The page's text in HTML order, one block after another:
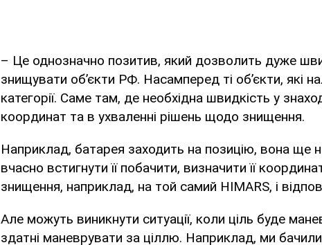
– Це однозначно позитив, який дозволить дуже
знищувати об’єкти РФ. Насамперед ті об’єкти, які
категорії. Саме там, де необхідна швидкість у
координат та в ухваленні рішень щодо знищення.
Наприклад, батарея заходить на позицію, вона ще
вчасно встигнути її побачити, визначити її
знищення, наприклад, на той самий HIMARS, і
Але можуть виникнути ситуації, коли ціль буде
здатні маневрувати за ціллю. Наприклад, ми